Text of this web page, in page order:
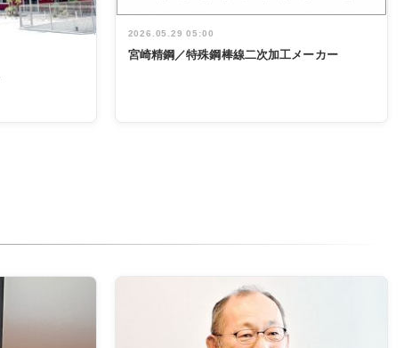
2026.05.29 05:00
宮崎精鋼／特殊鋼棒線二次加工メーカー